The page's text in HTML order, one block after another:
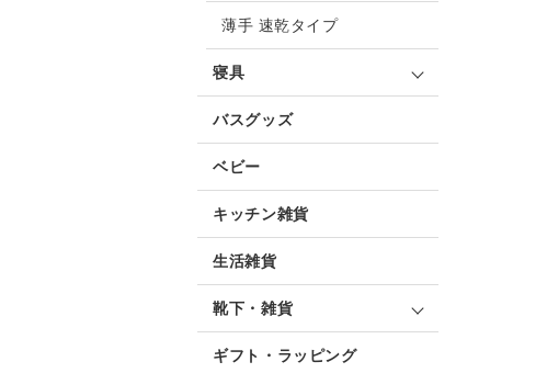
薄手 速乾タイプ
寝具
バスグッズ
ベビー
キッチン雑貨
生活雑貨
靴下・雑貨
ギフト・ラッピング